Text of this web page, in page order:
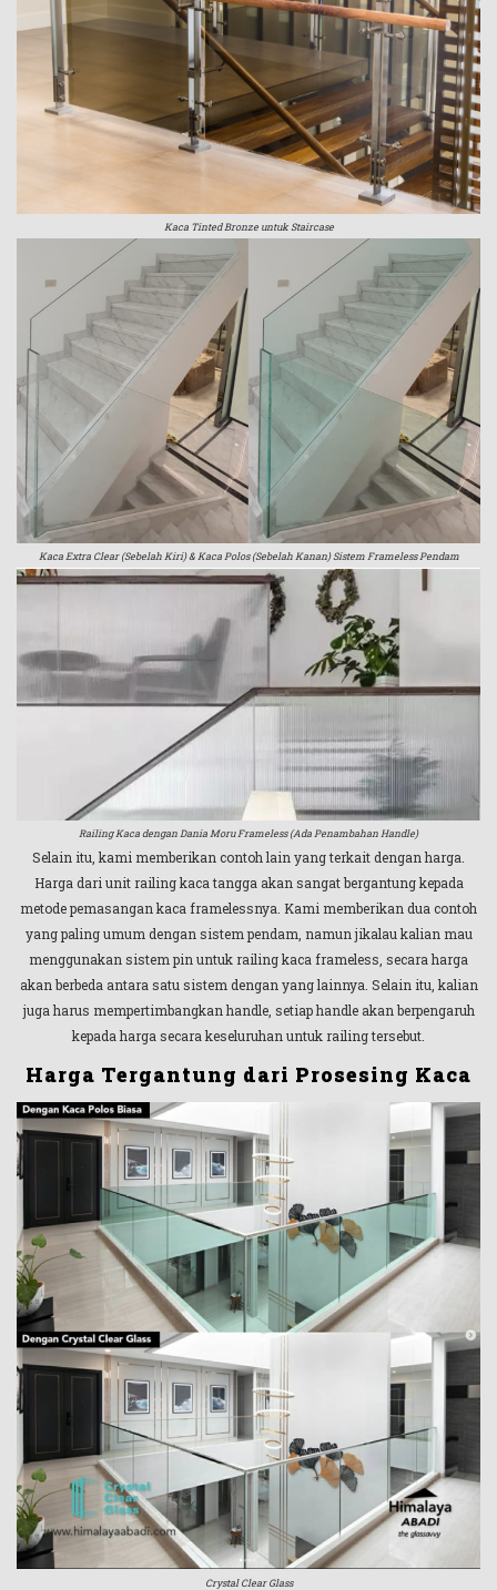
Kaca Tinted Bronze untuk Staircase
Kaca Extra Clear (Sebelah Kiri) & Kaca Polos (Sebelah Kanan) Sistem Frameless Pendam
Railing Kaca dengan Dania Moru Frameless (Ada Penambahan Handle)
Selain itu, kami memberikan contoh lain yang terkait dengan harga.
Harga dari unit railing kaca tangga akan sangat bergantung kepada
metode pemasangan kaca framelessnya. Kami memberikan dua contoh
yang paling umum dengan sistem pendam, namun jikalau kalian mau
menggunakan sistem pin untuk railing kaca frameless, secara harga
akan berbeda antara satu sistem dengan yang lainnya. Selain itu, kalian
juga harus mempertimbangkan handle, setiap handle akan berpengaruh
kepada harga secara keseluruhan untuk railing tersebut.
Harga Tergantung dari Prosesing Kaca
Crystal Clear Glass